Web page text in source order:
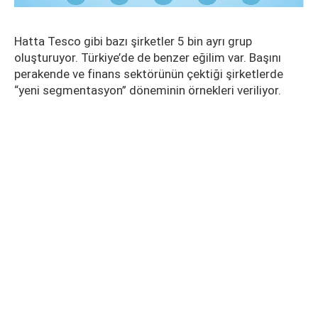
Hatta Tesco gibi bazı şirketler 5 bin ayrı grup
oluşturuyor. Türkiye’de de benzer eğilim var. Başını
perakende ve finans sektörünün çektiği şirketlerde
“yeni segmentasyon” döneminin örnekleri veriliyor.